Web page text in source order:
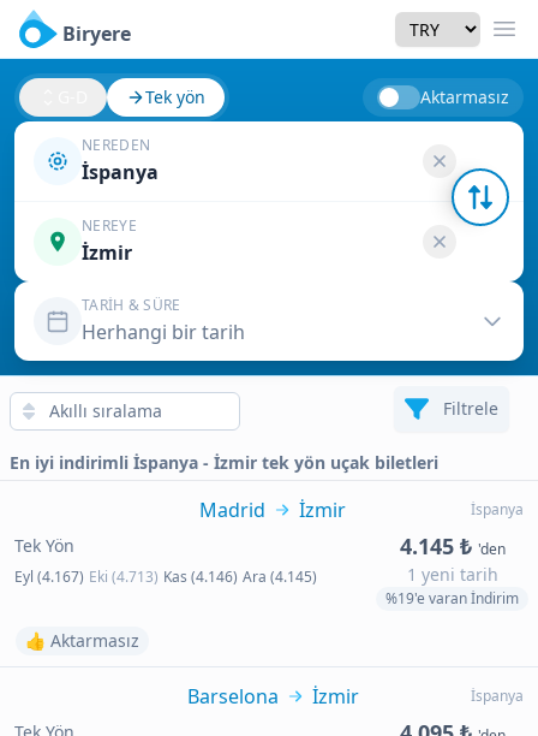
Biryere Currency
Tek yön Aktarmasız
NEREDEN
İspanya
NEREYE
İzmir
TARIH & SÜRE
Herhangi bir tarih
Filtrele
En iyi indirimli İspanya - İzmir tek yön uçak biletleri
İspanya
Madrid İzmir
Tek Yön
Eyl (4.167) Eki (4.713) Kas (4.146) Ara (4.145)
4.145 ₺ 'den
1 yeni tarih
%19'e varan İndirim
👍 Aktarmasız
İspanya
Barselona İzmir